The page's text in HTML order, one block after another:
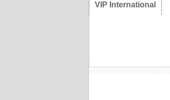
VIP International